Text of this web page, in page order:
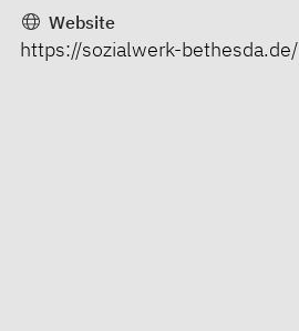
Website
https://sozialwerk-bethesda.de/